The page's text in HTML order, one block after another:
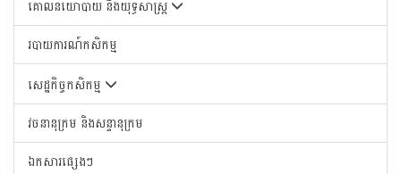
គោលនយោបាយ និងយុទ្ធសាស្រ្ត
របាយការណ៍កសិកម្ម
សេដ្ឋកិច្ចកសិកម្ម
វចនានុក្រម និងសន្ទានុក្រម
ឯកសារផ្សេងៗ